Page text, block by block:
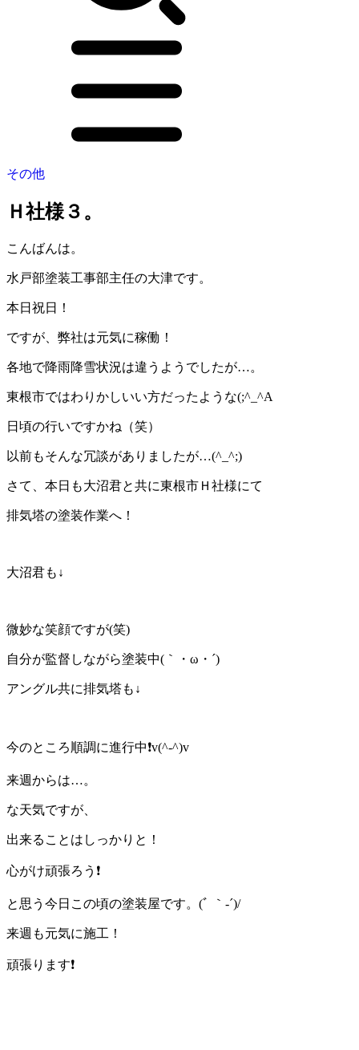
その他
Ｈ社様３。
こんばんは。
水戸部塗装工事部主任の大津です。
本日祝日！
ですが、弊社は元気に稼働！
各地で降雨降雪状況は違うようでしたが…。
東根市ではわりかしいい方だったような(;^_^A
日頃の行いですかね（笑）
以前もそんな冗談がありましたが…(^_^;)
さて、本日も大沼君と共に東根市Ｈ社様にて
排気塔の塗装作業へ！
大沼君も↓
微妙な笑顔ですが(笑)
自分が監督しながら塗装中(｀・ω・´)ゞ
アングル共に排気塔も↓
今のところ順調に進行中❗v(^-^)v
来週からは…。
な天気ですが、
出来ることはしっかりと！
心がけ頑張ろう❗
と思う今日この頃の塗装屋です。(ﾞ ｀-´)/
来週も元気に施工！
頑張ります❗